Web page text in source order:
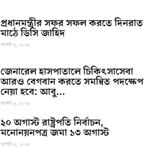
প্রধানমন্ত্রীর সফর সফল করতে দিনরাত
মাঠে ডিসি জাহিদ
আগস্ট ৬, ২০২৬
জেনারেল হাসপাতালে চিকিৎসাসেবা
আরও বেগবান করতে সমন্বিত পদক্ষেপ
নেয়া হবে: আবু...
আগস্ট ৬, ২০২৬
২০ অগাস্ট রাষ্ট্রপতি নির্বাচন,
মনোনয়নপত্র জমা ১৩ অগাস্ট
আগস্ট ৬, ২০২৬